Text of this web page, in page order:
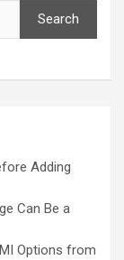
Search
Adding
Can Be a
Options from